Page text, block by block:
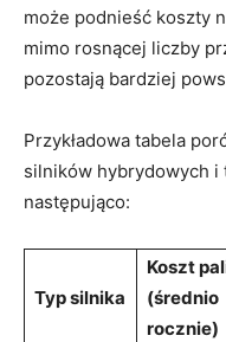
może podnieść koszty
mimo rosnącej liczby
‍pozostają bardziej
Przykładowa ‍tabela
silników hybrydowych i
następująco:
Typ silnika
Koszt
(średnio
rocznie)